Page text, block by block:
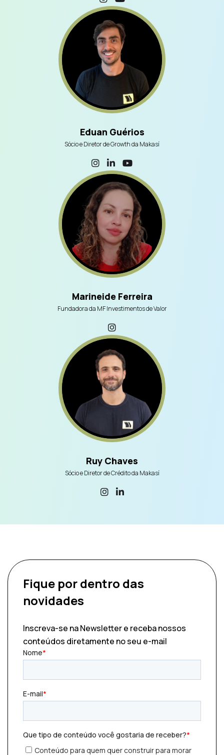
Eduan Guérios
Sócio e Diretor de Growth da Makasí
Marineide Ferreira
Fundadora da MF Investimentos de Valor
Ruy Chaves
Sócio e Diretor de Crédito da Makasí
Fique por dentro das
novidades
Inscreva-se na Newsletter e receba nossos
conteúdos diretamente no seu e-mail